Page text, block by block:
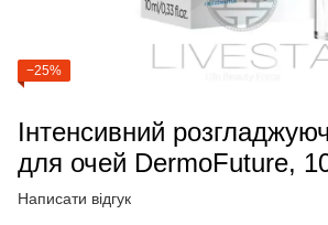
−25%
Інтенсивний
для очей DermoFuture,
Написати відгук